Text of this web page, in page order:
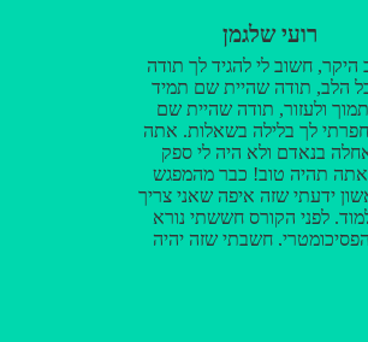
רועי שלגמן
היקר, חשוב לי להגיד לך תודה
הלב, תודה שהיית שם תמיד
ולעזור, תודה שהיית שם
לך בלילה בשאלות. אתה
בנאדם ולא היה לי ספק
תהיה טוב! כבר מהמפגש
ידעתי שזה איפה שאני צריך
לפני הקורס חששתי נורא
חשבתי שזה יהיה